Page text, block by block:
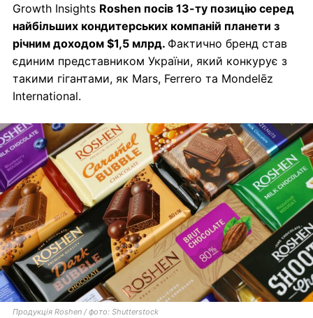
Growth Insights Roshen посів 13-ту позицію серед
найбільших кондитерських компаній планети з
річним доходом $1,5 млрд. Фактично бренд став
єдиним представником України, який конкурує з
такими гігантами, як Mars, Ferrero та Mondelēz
International.
Продукція Roshen / фото: Shutterstock